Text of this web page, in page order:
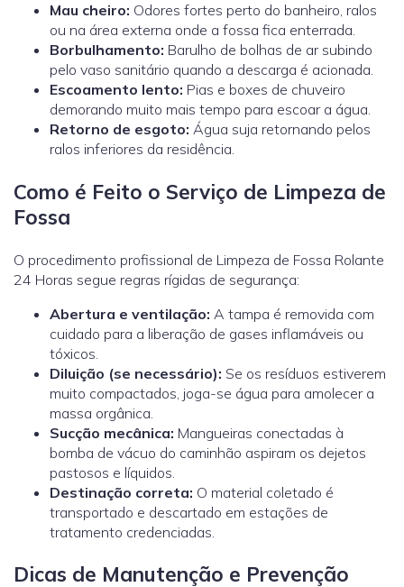
Mau cheiro: Odores fortes perto do banheiro, ralos
ou na área externa onde a fossa fica enterrada.
Borbulhamento: Barulho de bolhas de ar subindo
pelo vaso sanitário quando a descarga é acionada.
Escoamento lento: Pias e boxes de chuveiro
demorando muito mais tempo para escoar a água.
Retorno de esgoto: Água suja retornando pelos
ralos inferiores da residência.
Como é Feito o Serviço de Limpeza de
Fossa
O procedimento profissional de Limpeza de Fossa Rolante
24 Horas segue regras rígidas de segurança:
Abertura e ventilação: A tampa é removida com
cuidado para a liberação de gases inflamáveis ou
tóxicos.
Diluição (se necessário): Se os resíduos estiverem
muito compactados, joga-se água para amolecer a
massa orgânica.
Sucção mecânica: Mangueiras conectadas à
bomba de vácuo do caminhão aspiram os dejetos
pastosos e líquidos.
Destinação correta: O material coletado é
transportado e descartado em estações de
tratamento credenciadas.
Dicas de Manutenção e Prevenção